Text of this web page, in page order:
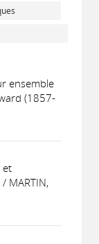
ensemble
(1857-
et
MARTIN,